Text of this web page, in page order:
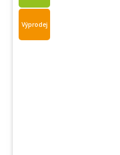
Výprodej